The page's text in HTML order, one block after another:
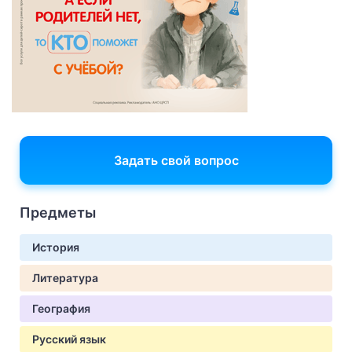
Задать свой вопрос
Предметы
История
Литература
География
Русский язык